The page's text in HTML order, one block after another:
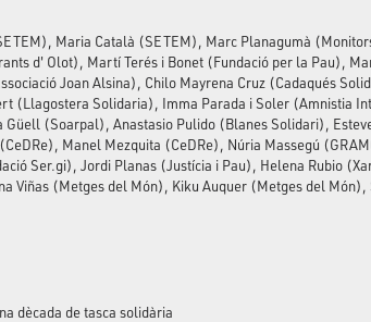
Maria Català (SETEM), Marc Planagumà
d' Olot), Martí Terés i Bonet (Fundació per la Pau),
Joan Alsina), Chilo Mayrena Cruz (Cadaqués
(Llagostera Solidaria), Imma Parada i Soler (Amnistia
Güell (Soarpal), Anastasio Pulido (Blanes Solidari),
Manel Mezquita (CeDRe), Núria Massegú
Ser.gi), Jordi Planas (Justícia i Pau), Helena Rubio
Viñas (Metges del Món), Kiku Auquer (Metges del
dècada de tasca solidària